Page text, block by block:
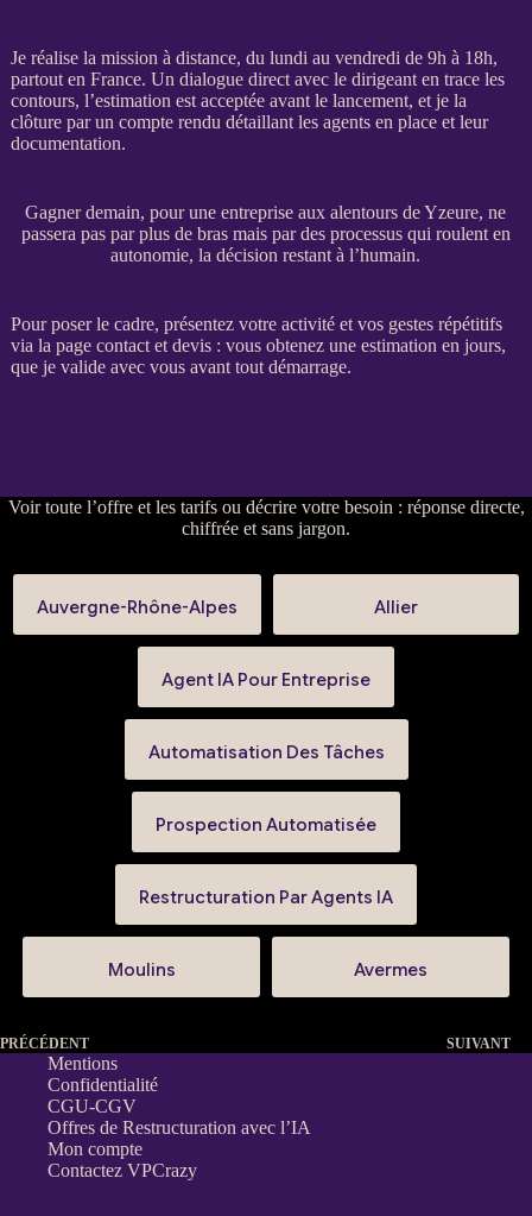
Je réalise la mission à distance, du lundi au vendredi de 9h à 18h,
partout en France. Un dialogue direct avec le dirigeant en trace les
contours, l’estimation est acceptée avant le lancement, et je la
clôture par un compte rendu détaillant les agentsen place et leur
documentation.
Gagner demain, pour une entreprise aux alentours de Yzeure, ne
passera pas par plus de bras mais par des processus qui roulent en
autonomie, la décision restant à l’humain.
Pour poser le cadre, présentez votre activité et vos gestes répétitifs
via la page contact et devis: vous obtenez une estimation en jours,
que je valide avec vous avant tout démarrage.
Voirtoute l’offre et les tarifsou décrire votre besoin : réponse directe,
chiffrée et sans jargon.
Auvergne-Rhône-Alpes Allier
Agent IA Pour Entreprise
Automatisation Des Tâches
Prospection Automatisée
Restructuration Par Agents IA
Moulins Avermes
PRÉCÉDENT SUIVANT
Mentions
Confidentialité
CGU-CGV
Offres de Restructuration avec l’IA
Mon compte
Contactez VPCrazy